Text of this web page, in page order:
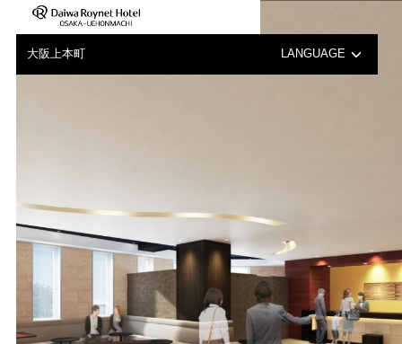
大阪上本町 LANGUAGE
한국어